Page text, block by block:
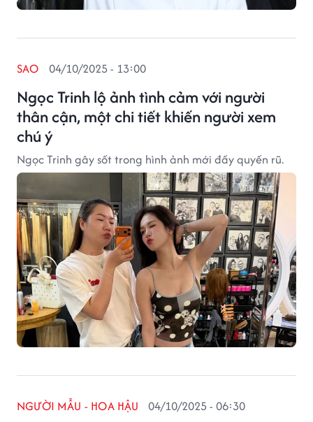
Ngọc Trinh lộ ảnh tình cảm với người
thân cận, một chi tiết khiến người xem
chú ý
SAO 04/10/2025 - 13:00
Ngọc Trinh gây sốt trong hình ảnh mới đầy quyến rũ.
NGƯỜI MẪU - HOA HẬU 04/10/2025 - 06:30